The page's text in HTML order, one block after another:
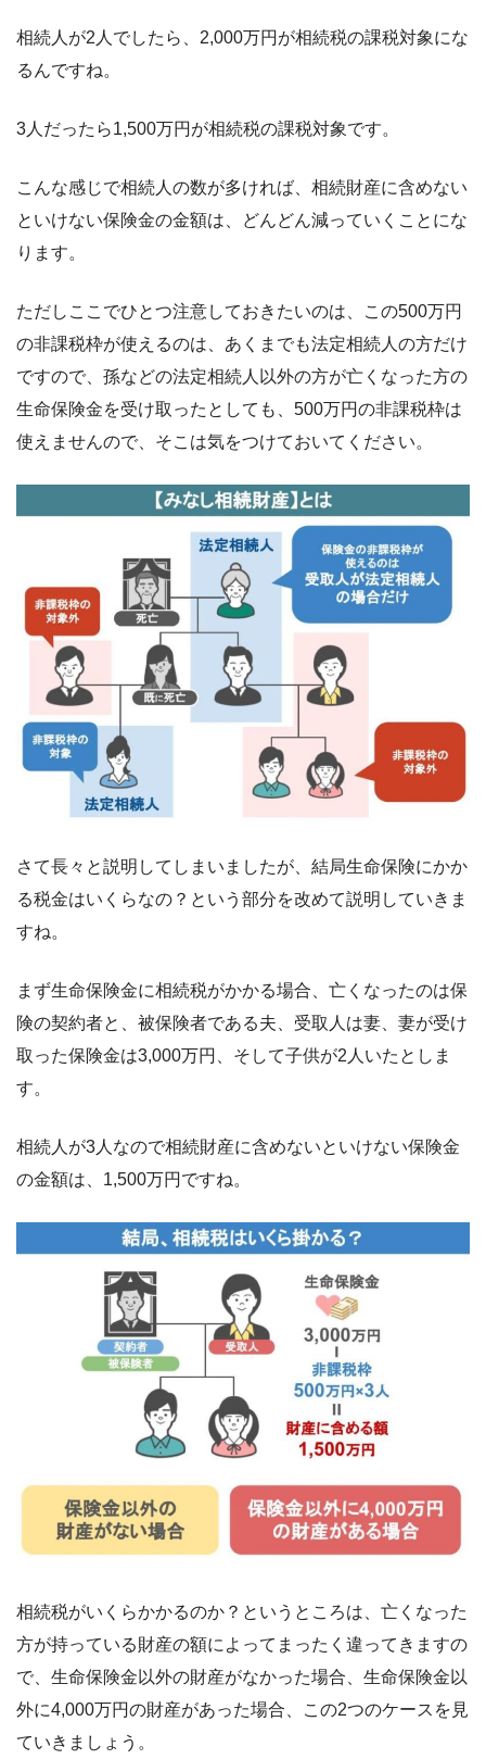
相続人が2人でしたら、2,000万円が相続税の課税対象にな
るんですね。
3人だったら1,500万円が相続税の課税対象です。
こんな感じで相続人の数が多ければ、相続財産に含めない
といけない保険金の金額は、どんどん減っていくことにな
ります。
ただしここでひとつ注意しておきたいのは、この500万円
の非課税枠が使えるのは、あくまでも法定相続人の方だけ
ですので、孫などの法定相続人以外の方が亡くなった方の
生命保険金を受け取ったとしても、500万円の非課税枠は
使えませんので、そこは気をつけておいてください。
さて長々と説明してしまいましたが、結局生命保険にかか
る税金はいくらなの？という部分を改めて説明していきま
すね。
まず生命保険金に相続税がかかる場合、亡くなったのは保
険の契約者と、被保険者である夫、受取人は妻、妻が受け
取った保険金は3,000万円、そして子供が2人いたとしま
す。
相続人が3人なので相続財産に含めないといけない保険金
の金額は、1,500万円ですね。
相続税がいくらかかるのか？というところは、亡くなった
方が持っている財産の額によってまったく違ってきますの
で、生命保険金以外の財産がなかった場合、生命保険金以
外に4,000万円の財産があった場合、この2つのケースを見
ていきましょう。